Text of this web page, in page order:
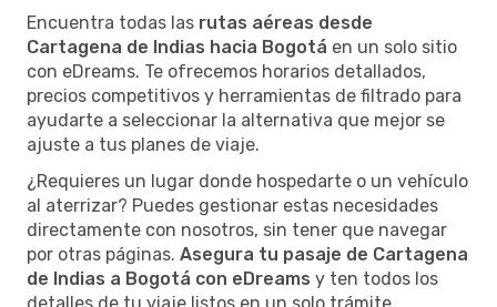
Encuentra todas las rutas aéreas desde
Cartagena de Indias hacia Bogotá en un solo sitio
con eDreams. Te ofrecemos horarios detallados,
precios competitivos y herramientas de filtrado para
ayudarte a seleccionar la alternativa que mejor se
ajuste a tus planes de viaje.
¿Requieres un lugar donde hospedarte o un vehículo
al aterrizar? Puedes gestionar estas necesidades
directamente con nosotros, sin tener que navegar
por otras páginas. Asegura tu pasaje de Cartagena
de Indias a Bogotá con eDreams y ten todos los